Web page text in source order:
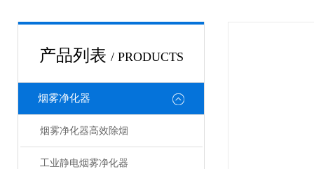
产品列表 / PRODUCTS
烟雾净化器
烟雾净化器高效除烟
工业静电烟雾净化器